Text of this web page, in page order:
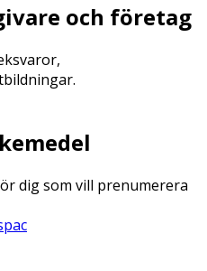
och företag
dig som vill prenumerera